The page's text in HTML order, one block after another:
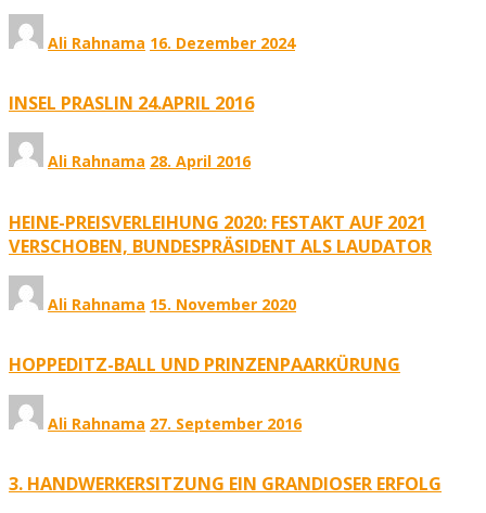
Ali Rahnama 16. Dezember 2024
INSEL PRASLIN 24.APRIL 2016
Ali Rahnama 28. April 2016
HEINE-PREISVERLEIHUNG 2020: FESTAKT AUF 2021
VERSCHOBEN, BUNDESPRÄSIDENT ALS LAUDATOR
Ali Rahnama 15. November 2020
HOPPEDITZ-BALL UND PRINZENPAARKÜRUNG
Ali Rahnama 27. September 2016
3. HANDWERKERSITZUNG EIN GRANDIOSER ERFOLG